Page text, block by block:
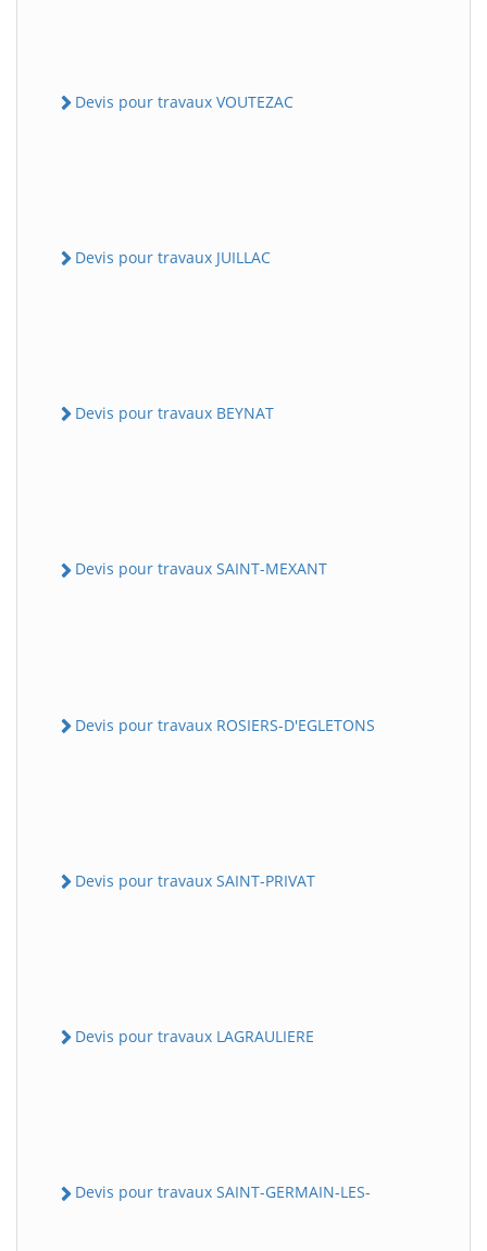
Devis pour travaux VOUTEZAC
Devis pour travaux JUILLAC
Devis pour travaux BEYNAT
Devis pour travaux SAINT-MEXANT
Devis pour travaux ROSIERS-D'EGLETONS
Devis pour travaux SAINT-PRIVAT
Devis pour travaux LAGRAULIERE
Devis pour travaux SAINT-GERMAIN-LES-